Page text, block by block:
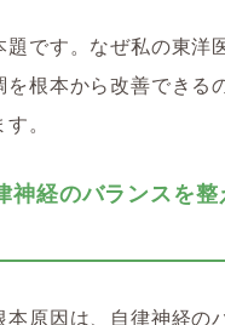
題です。なぜ私の東洋
を根本から改善できる
。
神経のバランスを
本原因は、自律神経の